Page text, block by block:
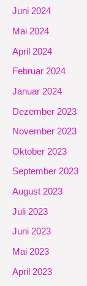
Juni 2024
Mai 2024
April 2024
Februar 2024
Januar 2024
Dezember 2023
November 2023
Oktober 2023
September 2023
August 2023
Juli 2023
Juni 2023
Mai 2023
April 2023